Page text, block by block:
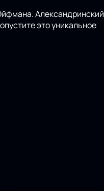
Александринский
это уникальное